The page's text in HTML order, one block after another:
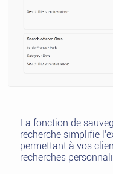
La fonction de
recherche simplifie
permettant à vos
recherches